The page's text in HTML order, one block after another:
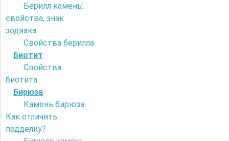
Берилл камень:
свойства, знак
зодиака
Свойства берилла
Биотит
Свойства
биотита
Бирюза
Камень бирюза.
Как отличить
подделку?